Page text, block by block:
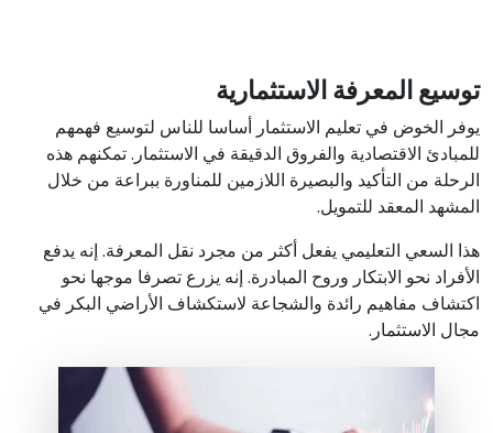
توسيع المعرفة الاستثمارية
يوفر الخوض في تعليم الاستثمار أساسا للناس لتوسيع فهمهم
للمبادئ الاقتصادية والفروق الدقيقة في الاستثمار. تمكنهم هذه
الرحلة من التأكيد والبصيرة اللازمين للمناورة ببراعة من خلال
المشهد المعقد للتمويل.
هذا السعي التعليمي يفعل أكثر من مجرد نقل المعرفة. إنه يدفع
الأفراد نحو الابتكار وروح المبادرة. إنه يزرع تصرفا موجها نحو
اكتشاف مفاهيم رائدة والشجاعة لاستكشاف الأراضي البكر في
مجال الاستثمار.